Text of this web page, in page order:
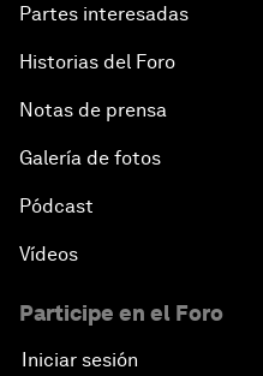
Partes interesadas
Historias del Foro
Notas de prensa
Galería de fotos
Pódcast
Vídeos
Participe en el Foro
Iniciar sesión